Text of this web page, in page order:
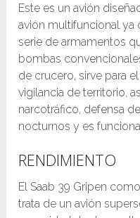
Este es un avión
avión multifuncional ya
serie de armamentos
bombas
de crucero, sirve para
vigilancia de territorio,
narcotráfico, defensa
nocturnos y es
RENDIMIENTO
El Saab 39 Gripen
trata de un avión